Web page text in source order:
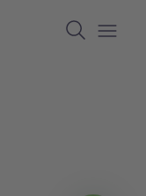
Search